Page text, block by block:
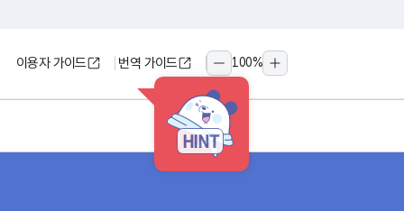
HINT
이용자 가이드 번역 가이드
축소
100%
확대